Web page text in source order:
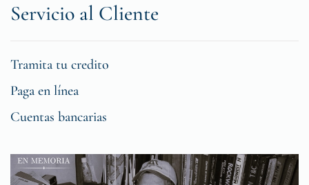
Servicio al Cliente
Tramita tu credito
Paga en línea
Cuentas bancarias